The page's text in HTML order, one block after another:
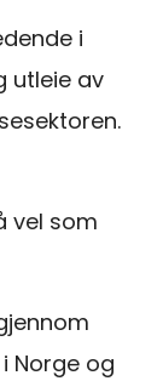
i
utleie av
vel som
Norge og